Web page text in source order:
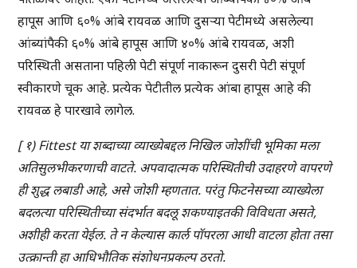
हापूस आणि ६०% आंबे रायवळ आणि दुसऱ्या पेटीमध्ये असलेल्या
आंब्यांपैकी ६०% आंबे हापूस आणि ४०% आंबे रायवळ, अशी
परिस्थिती असताना पहिली पेटी संपूर्ण नाकारून दुसरी पेटी संपूर्ण
स्वीकारणे चूक आहे. प्रत्येक पेटीतील प्रत्येक आंबा हापूस आहे की
रायवळ हे पारखावे लागेल.
[ १) Fittest या शब्दाच्या व्याख्येबद्दल निखिल जोशींची भूमिका मला
अतिसुलभीकरणाची वाटते. अपवादात्मक परिस्थितीची उदाहरणे वापरणे
ही शुद्ध लबाडी आहे, असे जोशी म्हणतात. परंतु फिटनेसच्या व्याख्येला
बदलत्या परिस्थितीच्या संदर्भात बदलू शकण्याइतकी विविधता असते,
अशीही करता येईल. ते न केल्यास कार्ल पॉपरला आधी वाटला होता तसा
उत्क्रान्ती हा आधिभौतिक संशोधनप्रकल्प ठरतो.